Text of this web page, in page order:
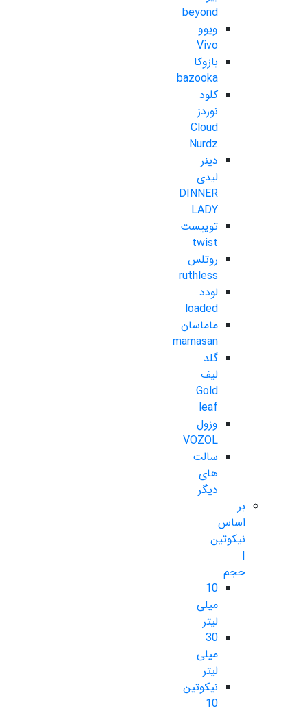
beyond
ویوو
Vivo
بازوکا
bazooka
کلود
نوردز
Cloud
Nurdz
دینر
لیدی
DINNER
LADY
توییست
twist
روتلس
ruthless
لودد
loaded
ماماسان
mamasan
گلد
لیف
Gold
leaf
وزول
VOZOL
سالت
های
دیگر
بر
اساس
نیکوتین
|
حجم
10
میلی
لیتر
30
میلی
لیتر
نیکوتین
10